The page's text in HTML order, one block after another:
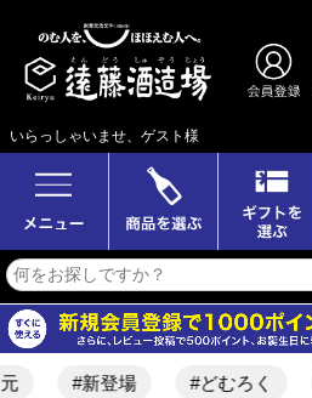
いらっしゃいませ、ゲスト様
#新登場 #どむろく